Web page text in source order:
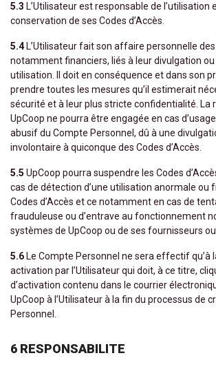
5.3 L’Utilisateur est responsable de l’utilisation
conservation de ses Codes d’Accès.
5.4 L’Utilisateur fait son affaire personnelle
notamment financiers, liés à leur divulgation
utilisation. Il doit en conséquence et dans son
prendre toutes les mesures qu’il estimerait
sécurité et à leur plus stricte confidentialité. La
UpCoop ne pourra être engagée en cas
abusif du Compte Personnel, dû à une
involontaire à quiconque des Codes d’Accès.
5.5 UpCoop pourra suspendre les Codes
cas de détection d’une utilisation anormale ou
Codes d’Accès et ce notamment en cas de
frauduleuse ou d’entrave au fonctionnement
systèmes de UpCoop ou de ses fournisseurs
5.6 Le Compte Personnel ne sera effectif qu’à
activation par l’Utilisateur qui doit, à ce titre,
d’activation contenu dans le courrier
UpCoop à l’Utilisateur à la fin du processus de
Personnel.
6 RESPONSABILITE